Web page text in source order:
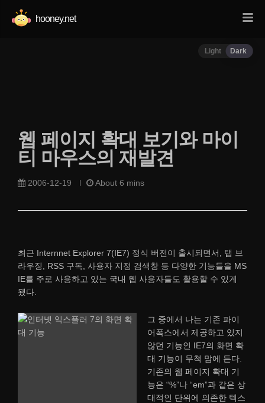
hooney.net
Light Dark
웹 페이지 확대 보기와 마이
티 마우스의 재발견
2006-12-19 About 6 mins
최근 Internnet Explorer 7(IE7) 정식 버전이 출시되면서, 탭 브
라우징, RSS 구독, 사용자 지정 검색창 등 다양한 기능들을 MS
IE를 주로 사용하고 있는 국내 웹 사용자들도 활용할 수 있게
됐다.
그 중에서 나는 기존 파이
어폭스에서 제공하고 있지
않던 기능인 IE7의 화면 확
대 기능이 무척 맘에 든다.
기존의 웹 페이지 확대 기
능은 “%”나 “em”과 같은 상
대적인 단위에 의존한 텍스